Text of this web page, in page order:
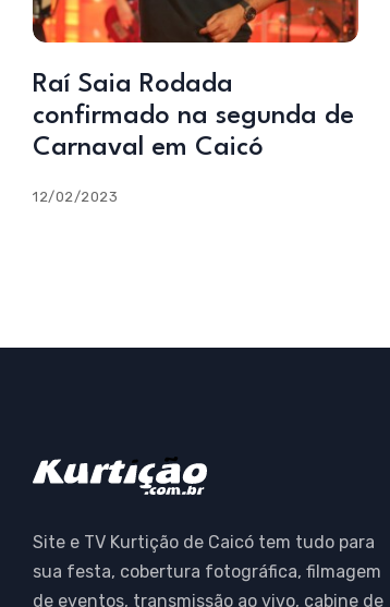
Raí Saia Rodada
confirmado na segunda de
Carnaval em Caicó
12/02/2023
Site e TV Kurtição de Caicó tem tudo para
sua festa, cobertura fotográfica, filmagem
de eventos, transmissão ao vivo, cabine de